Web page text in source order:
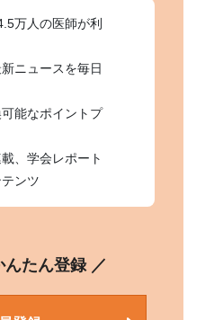
万人の医師が利
ニュースを毎日
能なポイントプ
、学会レポート
ンツ
んたん登録 ／